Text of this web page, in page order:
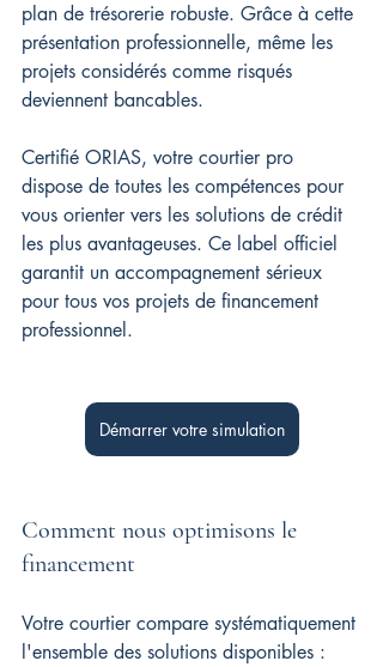
plan de trésorerie robuste. Grâce à cette
présentation professionnelle, même les
projets considérés comme risqués
deviennent bancables.
Certifié ORIAS, votre courtier pro
dispose de toutes les compétences pour
vous orienter vers les solutions de crédit
les plus avantageuses. Ce label officiel
garantit un accompagnement sérieux
pour tous vos projets de financement
professionnel.
Démarrer votre simulation
Comment nous optimisons le
financement
Votre courtier compare systématiquement
l'ensemble des solutions disponibles :